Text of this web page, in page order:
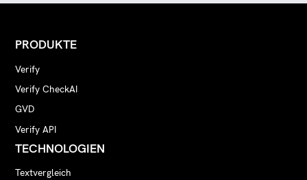
PRODUKTE
Verify
Verify CheckAI
GVD
Verify API
TECHNOLOGIEN
Textvergleich